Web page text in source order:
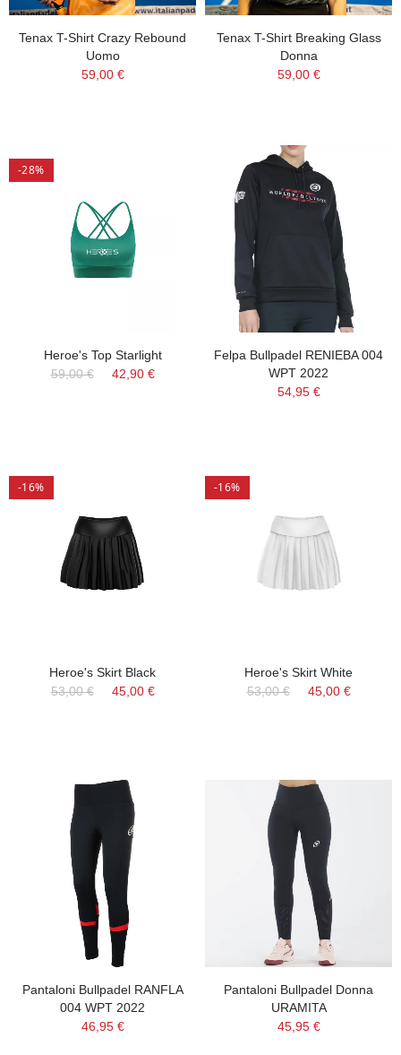
Tenax T-Shirt Crazy Rebound
Uomo
59,00 €
Tenax T-Shirt Breaking Glass
Donna
59,00 €
-28%
Heroe's Top Starlight
59,00 €
42,90 €
Felpa Bullpadel RENIEBA 004
WPT 2022
54,95 €
-16%
Heroe's Skirt Black
53,00 €
45,00 €
-16%
Heroe's Skirt White
53,00 €
45,00 €
Pantaloni Bullpadel RANFLA
004 WPT 2022
46,95 €
Pantaloni Bullpadel Donna
URAMITA
45,95 €